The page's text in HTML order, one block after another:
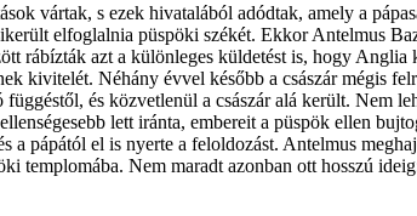
vártak, s ezek hivatalából adódtak, amely a
elfoglalnia püspöki székét. Ekkor Antelmus
rábízták azt a különleges küldetést is, hogy Anglia
kivitelét. Néhány évvel később a császár mégis
és közvetlenül a császár alá került. Nem
lett iránta, embereit a püspök ellen
a pápától el is nyerte a feloldozást. Antelmus
templomába. Nem maradt azonban ott hosszú